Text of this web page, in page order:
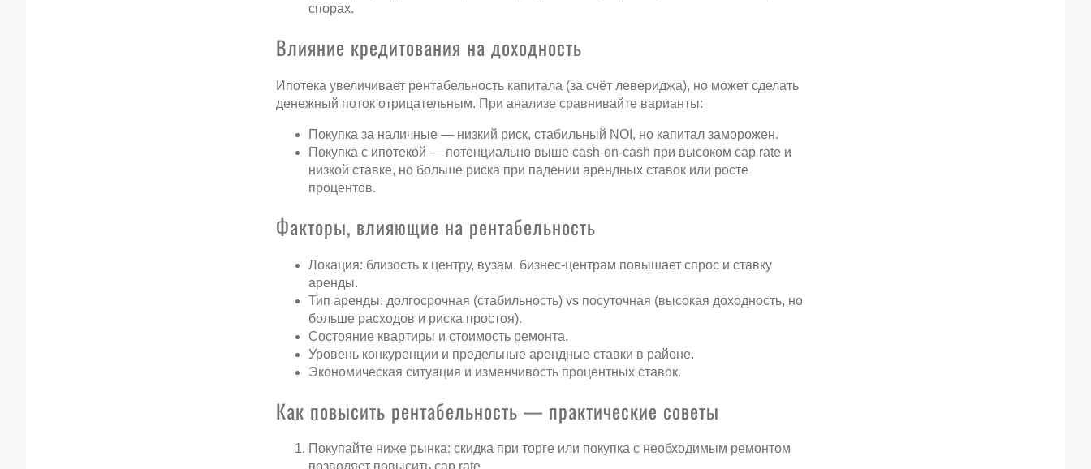
спорах.
Влияние кредитования на доходность
Ипотека увеличивает рентабельность капитала (за счёт левериджа), но может сделать
денежный поток отрицательным. При анализе сравнивайте варианты:
Покупка за наличные — низкий риск, стабильный NOI, но капитал заморожен.
Покупка с ипотекой — потенциально выше cash-on-cash при высоком cap rate и
низкой ставке, но больше риска при падении арендных ставок или росте
процентов.
Факторы, влияющие на рентабельность
Локация: близость к центру, вузам, бизнес-центрам повышает спрос и ставку
аренды.
Тип аренды: долгосрочная (стабильность) vs посуточная (высокая доходность, но
больше расходов и риска простоя).
Состояние квартиры и стоимость ремонта.
Уровень конкуренции и предельные арендные ставки в районе.
Экономическая ситуация и изменчивость процентных ставок.
Как повысить рентабельность — практические советы
Покупайте ниже рынка: скидка при торге или покупка с необходимым ремонтом